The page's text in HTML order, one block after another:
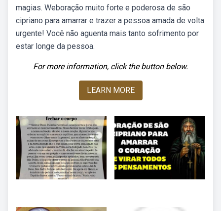
magias. Weboração muito forte e poderosa de são
cipriano para amarrar e trazer a pessoa amada de volta
urgente! Você não aguenta mais tanto sofrimento por
estar longe da pessoa.
For more information, click the button below.
LEARN MORE